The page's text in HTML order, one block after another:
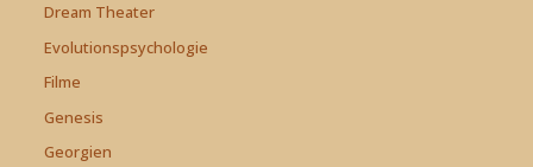
Dream Theater
Evolutionspsychologie
Filme
Genesis
Georgien